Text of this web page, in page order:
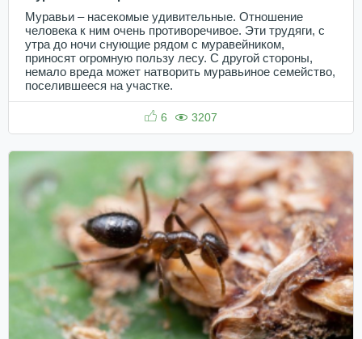
Муравьи – насекомые удивительные. Отношение
человека к ним очень противоречивое. Эти трудяги, с
утра до ночи снующие рядом с муравейником,
приносят огромную пользу лесу. С другой стороны,
немало вреда может натворить муравьиное семейство,
поселившееся на участке.
6 3207